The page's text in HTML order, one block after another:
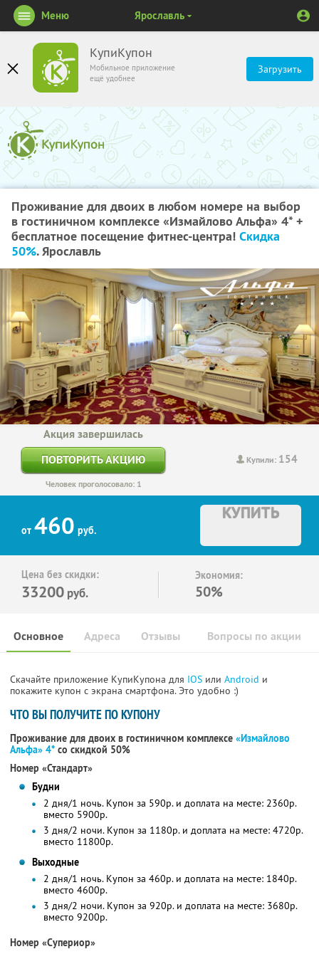
КупиКупон
Мобильное приложение
ещё удобнее
Загрузить
Меню Ярославль
Проживание для двоих в любом номере на выбор
в гостиничном комплексе «Измайлово Альфа» 4* +
бесплатное посещение фитнес-центра! Скидка
50%. Ярославль
Купили: 154
Акция завершилась
ПОВТОРИТЬ АКЦИЮ
Человек проголосовало: 1
от 460 руб.
КУПИТЬ
Цена без скидки:
33200 руб.
Экономия:
50%
Основное Отзывы Вопросы по акции
Адреса
Скачайте приложение КупиКупона для IOS или Android и
покажите купон с экрана смартфона. Это удобно :)
ЧТО ВЫ ПОЛУЧИТЕ ПО КУПОНУ
Проживание для двоих в гостиничном комплексе «Измайлово
Альфа» 4* со скидкой 50%
Номер «Стандарт»
Будни
2 дня/1 ночь. Купон за 590р. и доплата на месте: 2360р.
вместо 5900р.
3 дня/2 ночи. Купон за 1180р. и доплата на месте: 4720р.
вместо 11800р.
Выходные
2 дня/1 ночь. Купон за 460р. и доплата на месте: 1840р.
вместо 4600р.
3 дня/2 ночи. Купон за 920р. и доплата на месте: 3680р.
вместо 9200р.
Номер «Супериор»